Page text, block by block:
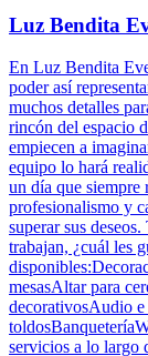
Luz Bendita
En Luz Bendita
poder así
muchos detalles
rincón del espacio
empiecen a
equipo lo hará
un día que siempre
profesionalismo y
superar sus
trabajan, ¿cuál les
mesasAltar para
decorativosAudio
servicios a lo largo